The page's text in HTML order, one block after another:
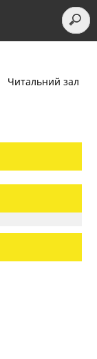
Читальний зал